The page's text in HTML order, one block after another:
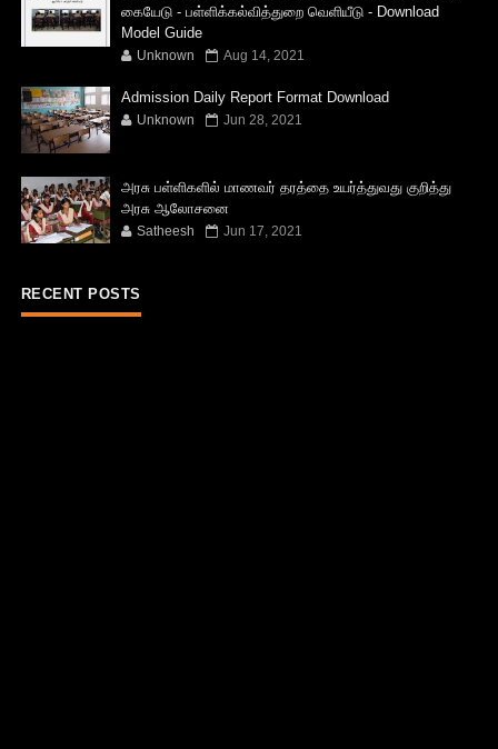
கையேடு - பள்ளிக்கல்வித்துறை வெளியீடு - Download
Model Guide
Unknown Aug 14, 2021
Admission Daily Report Format Download
Unknown Jun 28, 2021
அரசு பள்ளிகளில் மாணவர் தரத்தை உயர்த்துவது குறித்து
அரசு ஆலோசனை
Satheesh Jun 17, 2021
RECENT POSTS